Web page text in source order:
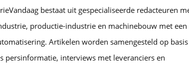
bestaat uit gespecialiseerde redacteuren
productie-industrie en machinebouw met een
Artikelen worden samengesteld op
persinformatie, interviews met leveranciers en